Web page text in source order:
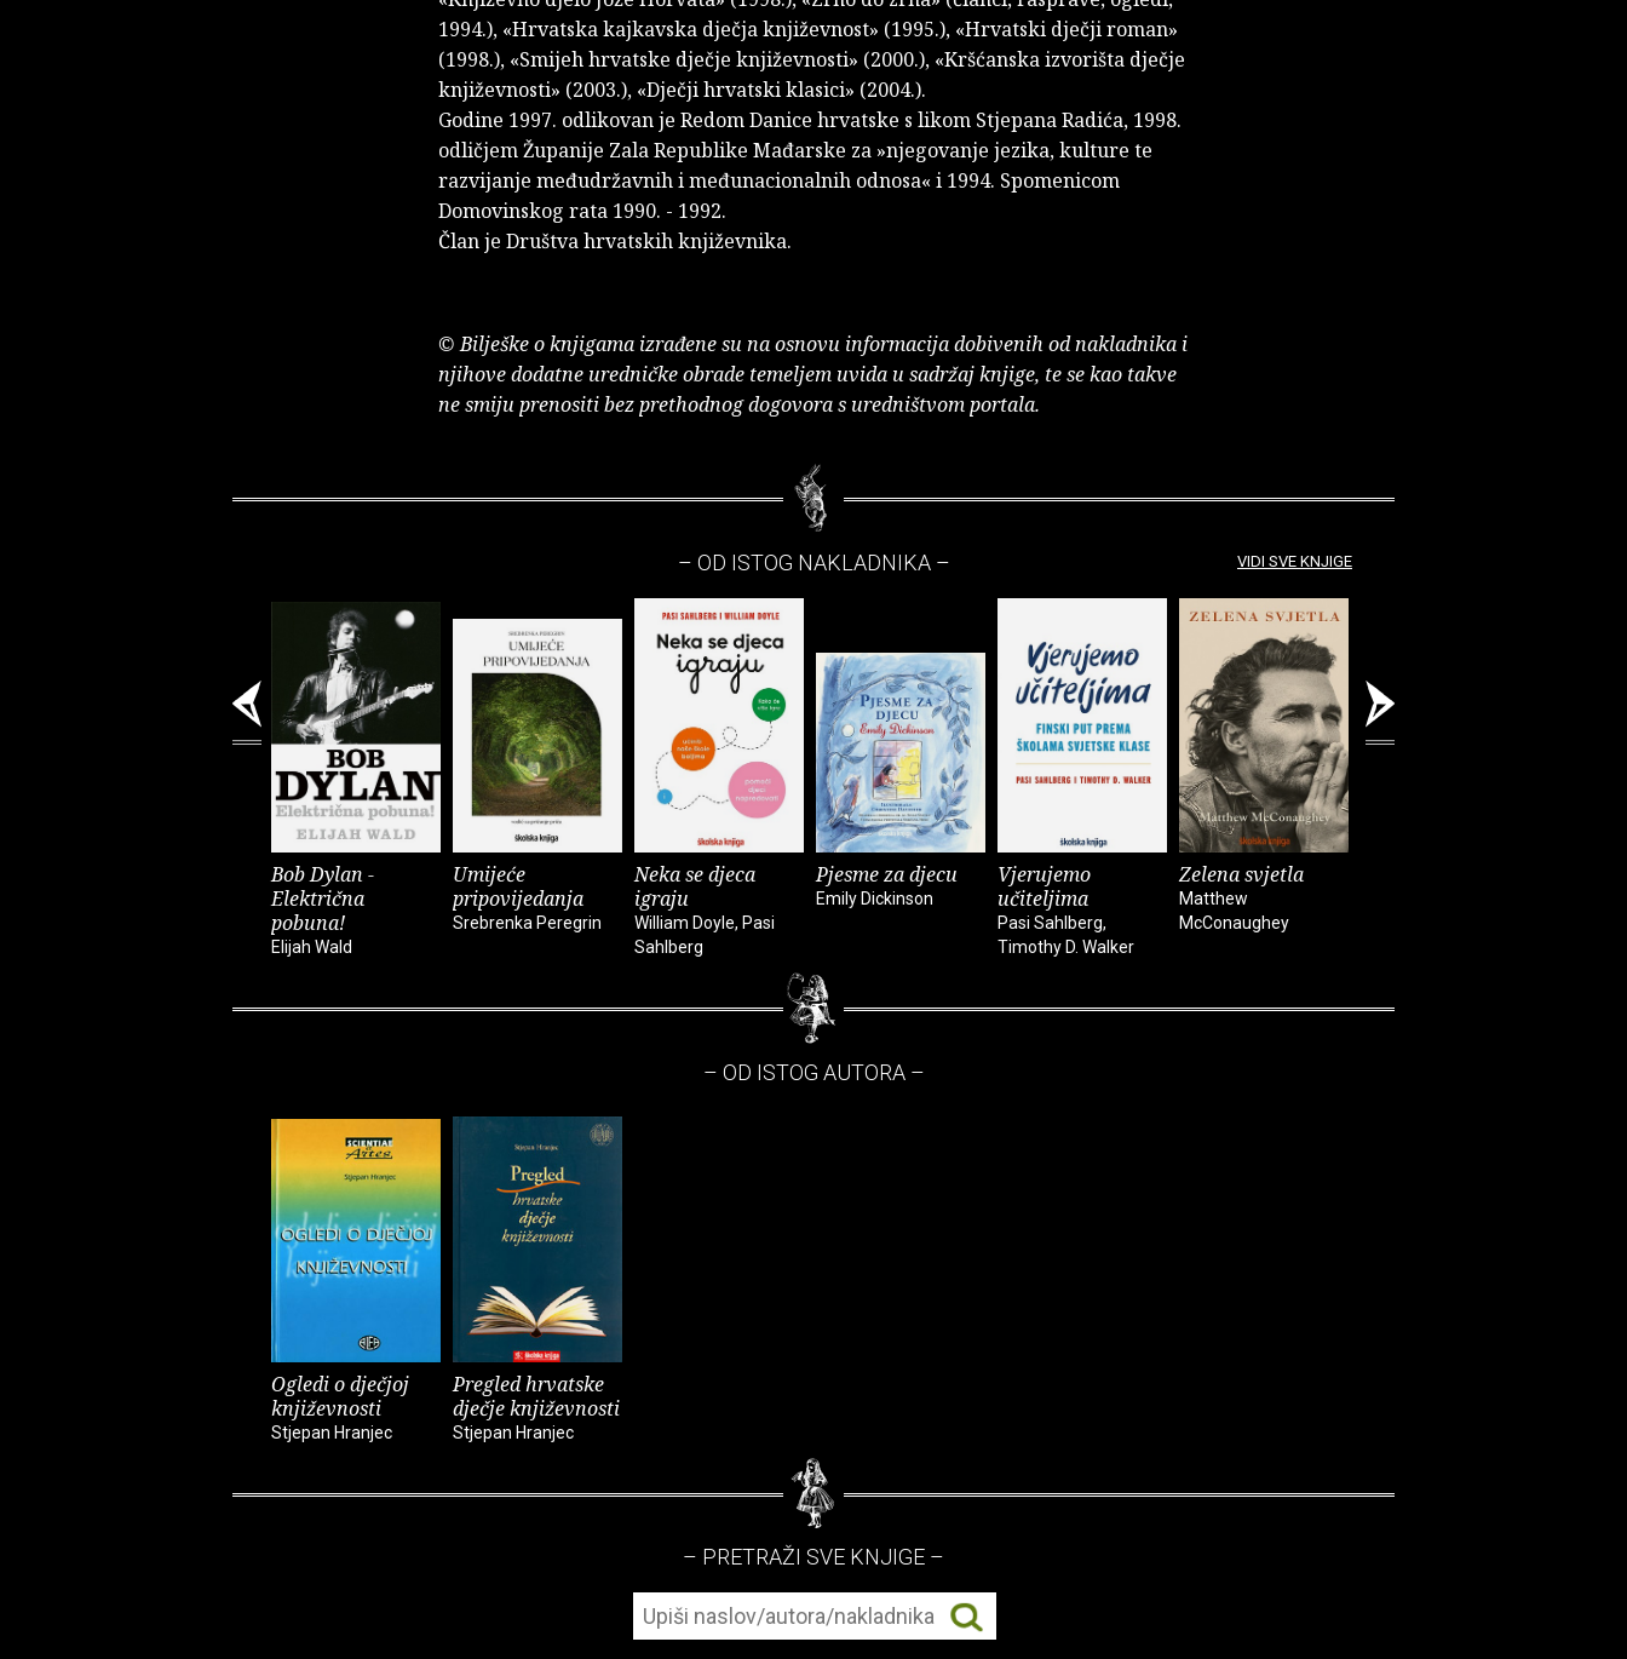
1994.), «Hrvatska kajkavska dječja književnost» (1995.), «Hrvatski dječji roman»
(1998.), «Smijeh hrvatske dječje književnosti» (2000.), «Kršćanska izvorišta dječje
književnosti» (2003.), «Dječji hrvatski klasici» (2004.).
Godine 1997. odlikovan je Redom Danice hrvatske s likom Stjepana Radića, 1998.
odličjem Županije Zala Republike Mađarske za »njegovanje jezika, kulture te
razvijanje međudržavnih i međunacionalnih odnosa« i 1994. Spomenicom
Domovinskog rata 1990. - 1992.
Član je Društva hrvatskih književnika.
© Bilješke o knjigama izrađene su na osnovu informacija dobivenih od nakladnika i
njihove dodatne uredničke obrade temeljem uvida u sadržaj knjige, te se kao takve
ne smiju prenositi bez prethodnog dogovora s uredništvom portala.
– OD ISTOG NAKLADNIKA –
Bob Dylan -
Električna
pobuna!
Elijah Wald
Umijeće
pripovijedanja
Srebrenka Peregrin
Neka se djeca
igraju
William Doyle, Pasi
Sahlberg
Pjesme za djecu
Emily Dickinson
Vjerujemo
učiteljima
Pasi Sahlberg,
Timothy D. Walker
Zelena svjetla
Matthew
McConaughey
VIDI SVE KNJIGE
– OD ISTOG AUTORA –
Ogledi o dječjoj
književnosti
Stjepan Hranjec
Pregled hrvatske
dječje književnosti
Stjepan Hranjec
– PRETRAŽI SVE KNJIGE –